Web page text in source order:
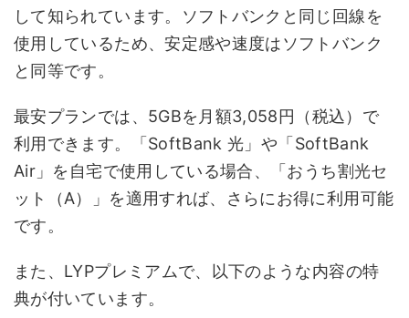
して知られています。ソフトバンクと同じ回線を
使用しているため、安定感や速度はソフトバンク
と同等です。
最安プランでは、5GBを月額3,058円（税込）で
利用できます。「SoftBank 光」や「SoftBank
Air」を自宅で使用している場合、「おうち割光セ
ット（A）」を適用すれば、さらにお得に利用可能
です。
また、LYPプレミアムで、以下のような内容の特
典が付いています。